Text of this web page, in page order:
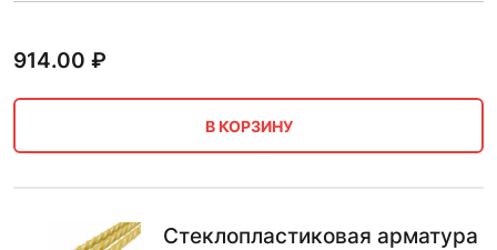
914.00 ₽
В КОРЗИНУ
Стеклопластиковая арматура